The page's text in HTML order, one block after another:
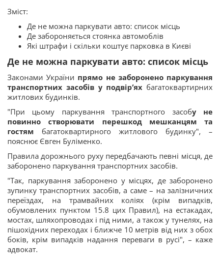
Зміст:
Де не можна паркувати авто: список місць
Де забороняється стоянка автомоблів
Які штрафи і скільки коштує парковка в Києві
Де не можна паркувати авто: список місць
Законами України прямо не заборонено паркування
транспортних засобів у подвір’ях багатоквартирних
житлових будинків.
"При цьому паркування транспортного засобу не
повинно створювати перешкод мешканцям та
гостям багатоквартирного житлового будинку", –
пояснює Євген Буліменко.
Правила дорожнього руху передбачають певні місця, де
заборонено паркування транспортних засобів.
"Так, паркування заборонено у місцях, де заборонено
зупинку транспортних засобів, а саме – на залізничних
переїздах, на трамвайних коліях (крім випадків,
обумовлених пунктом 15.8 цих Правил), на естакадах,
мостах, шляхопроводах і під ними, а також у тунелях, на
пішохідних переходах і ближче 10 метрів від них з обох
боків, крім випадків надання переваги в русі", – каже
адвокат.